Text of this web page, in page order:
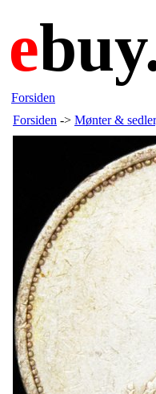
e
Forsiden
Forsiden -> Mønter &